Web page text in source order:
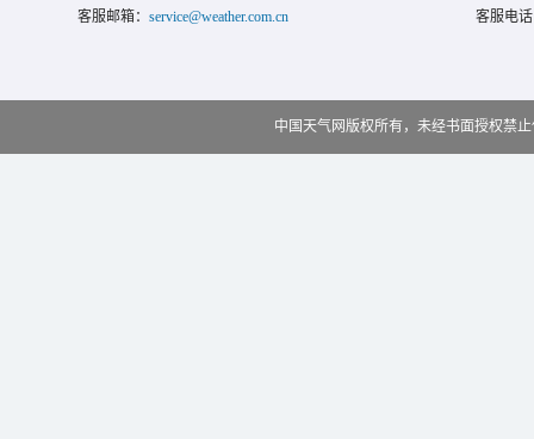
客服邮箱： service@weather.com.cn 客服电
中国天气网版权所有，未经书面授权